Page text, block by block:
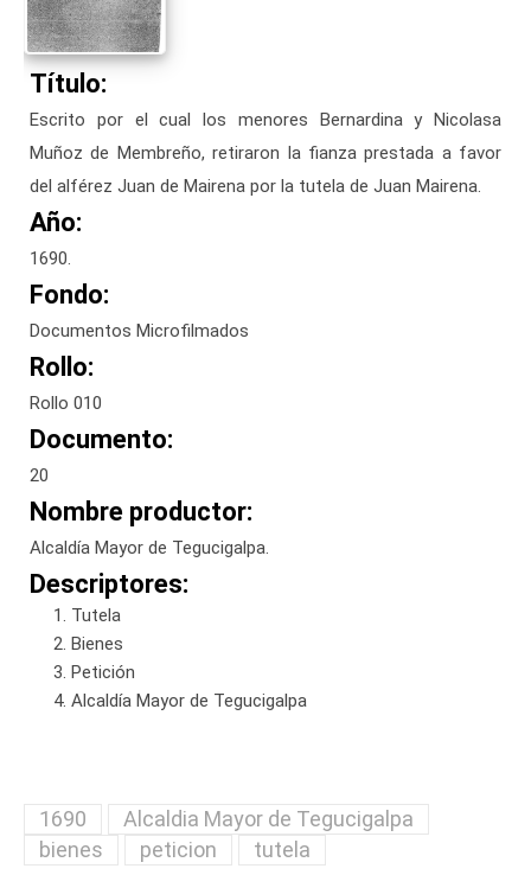
Título:
Escrito por el cual los menores Bernardina y Nicolasa
Muñoz de Membreño, retiraron la fianza prestada a favor
del alférez Juan de Mairena por la tutela de Juan Mairena.
Año:
1690.
Fondo:
Documentos Microfilmados
Rollo:
Rollo 010
Documento:
20
Nombre productor:
Alcaldía Mayor de Tegucigalpa.
Descriptores:
Tutela
Bienes
Petición
Alcaldía Mayor de Tegucigalpa
1690
Alcaldia Mayor de Tegucigalpa
bienes
peticion tutela